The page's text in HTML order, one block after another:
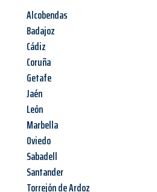
Alcobendas
Badajoz
Cádiz
Coruña
Getafe
Jaén
León
Marbella
Oviedo
Sabadell
Santander
Torrejón de Ardoz